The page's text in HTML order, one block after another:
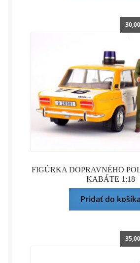
FIGÚRKA DOPRAVNÉHO
KABÁTE 1:18
30,00
Pridať do košíka
35,00